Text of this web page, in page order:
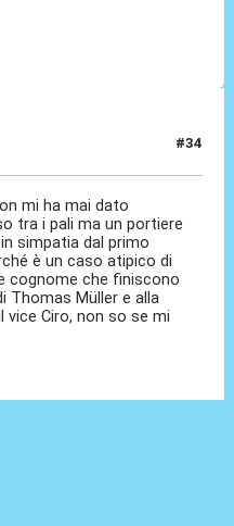
#34
mi ha mai dato
tra i pali ma un portiere
simpatia dal primo
è un caso atipico di
cognome che finiscono
Thomas Müller e alla
Ciro, non so se mi